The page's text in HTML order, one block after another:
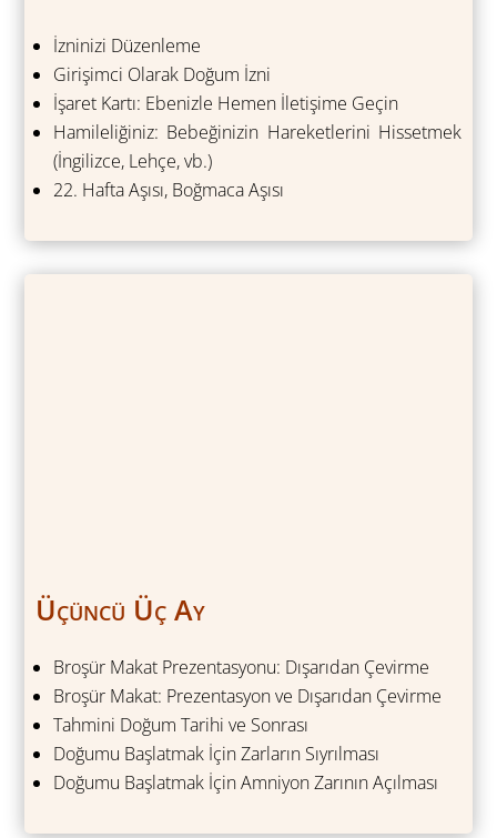
İzninizi Düzenleme
Girişimci Olarak Doğum İzni
İşaret Kartı: Ebenizle Hemen İletişime Geçin
Hamileliğiniz: Bebeğinizin Hareketlerini Hissetmek
(İngilizce, Lehçe, vb.)
22. Hafta Aşısı, Boğmaca Aşısı
Üçüncü Üç Ay
Broşür Makat Prezentasyonu: Dışarıdan Çevirme
Broşür Makat: Prezentasyon ve Dışarıdan Çevirme
Tahmini Doğum Tarihi ve Sonrası
Doğumu Başlatmak İçin Zarların Sıyrılması
Doğumu Başlatmak İçin Amniyon Zarının Açılması